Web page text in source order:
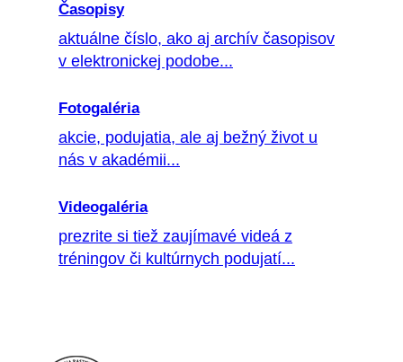
Časopisy
aktuálne číslo, ako aj archív časopisov
v elektronickej podobe...
Fotogaléria
akcie, podujatia, ale aj bežný život u
nás v akadémii...
Videogaléria
prezrite si tiež zaujímavé videá z
tréningov či kultúrnych podujatí...